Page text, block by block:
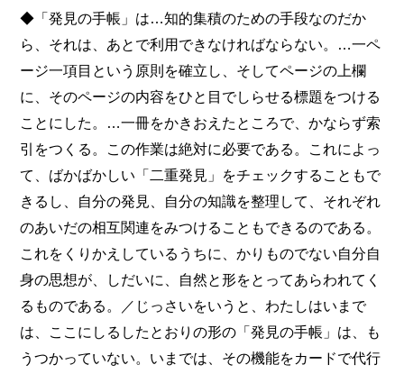
◆「発見の手帳」は…知的集積のための手段なのだか
ら、それは、あとで利用できなければならない。…一ペ
ージ一項目という原則を確立し、そしてページの上欄
に、そのページの内容をひと目でしらせる標題をつける
ことにした。…一冊をかきおえたところで、かならず索
引をつくる。この作業は絶対に必要である。これによっ
て、ばかばかしい「二重発見」をチェックすることもで
きるし、自分の発見、自分の知識を整理して、それぞれ
のあいだの相互関連をみつけることもできるのである。
これをくりかえしているうちに、かりものでない自分自
身の思想が、しだいに、自然と形をとってあらわれてく
るものである。／じっさいをいうと、わたしはいまで
は、ここにしるしたとおりの形の「発見の手帳」は、も
うつかっていない。いまでは、その機能をカードで代行